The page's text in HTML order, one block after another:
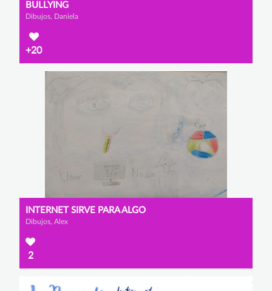
BULLYING
Dibujos, Daniela
+20
INTERNET SIRVE PARA ALGO
Dibujos, Alex
2